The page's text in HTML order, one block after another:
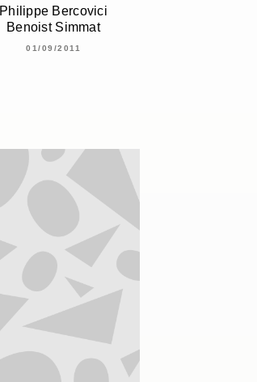
Philippe Bercovici
Benoist Simmat
01/09/2011